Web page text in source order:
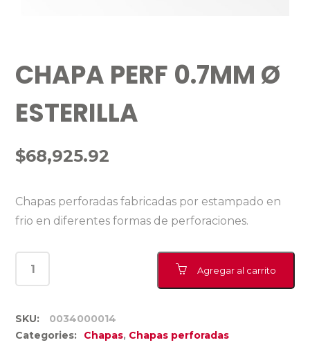
CHAPA PERF 0.7MM Ø
ESTERILLA
$68,925.92
Chapas perforadas fabricadas por estampado en
frio en diferentes formas de perforaciones.
Agregar al carrito
SKU:
0034000014
Categories:
Chapas, Chapas perforadas